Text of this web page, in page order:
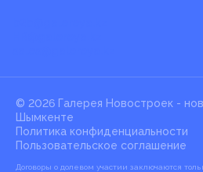
© 2026 Галерея Новостроек -
Шымкенте
Политика конфиденциальности
Пользовательское соглашение
Договоры о долевом участии заключаются